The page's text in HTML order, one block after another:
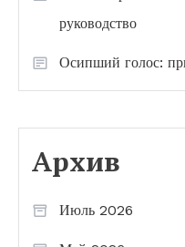
руководство
Осипший голос:
Архив
Июль 2026